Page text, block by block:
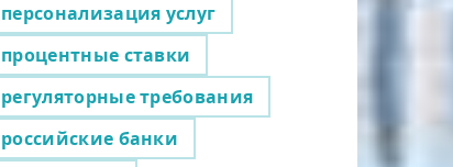
персонализация услуг
процентные ставки
регуляторные требования
российские банки